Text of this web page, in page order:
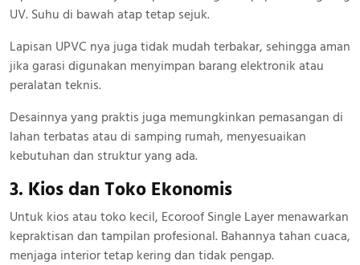
UV. Suhu di bawah atap tetap sejuk.
Lapisan UPVC nya juga tidak mudah terbakar, sehingga aman
jika garasi digunakan menyimpan barang elektronik atau
peralatan teknis.
Desainnya yang praktis juga memungkinkan pemasangan di
lahan terbatas atau di samping rumah, menyesuaikan
kebutuhan dan struktur yang ada.
3. Kios dan Toko Ekonomis
Untuk kios atau toko kecil, Ecoroof Single Layer menawarkan
kepraktisan dan tampilan profesional. Bahannya tahan cuaca,
menjaga interior tetap kering dan tidak pengap.